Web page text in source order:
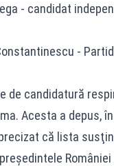
- candidat
-
de candidatură
Acesta a depus,
că lista